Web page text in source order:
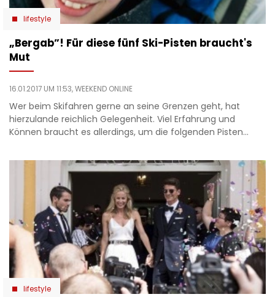
lifestyle
„Bergab”! Für diese fünf Ski-Pisten braucht's
Mut
16.01.2017 UM 11:53,WEEKEND ONLINE
Wer beim Skifahren gerne an seine Grenzen geht, hat
hierzulande reichlich Gelegenheit. Viel Erfahrung und
Können braucht es allerdings, um die folgenden Pisten…
lifestyle